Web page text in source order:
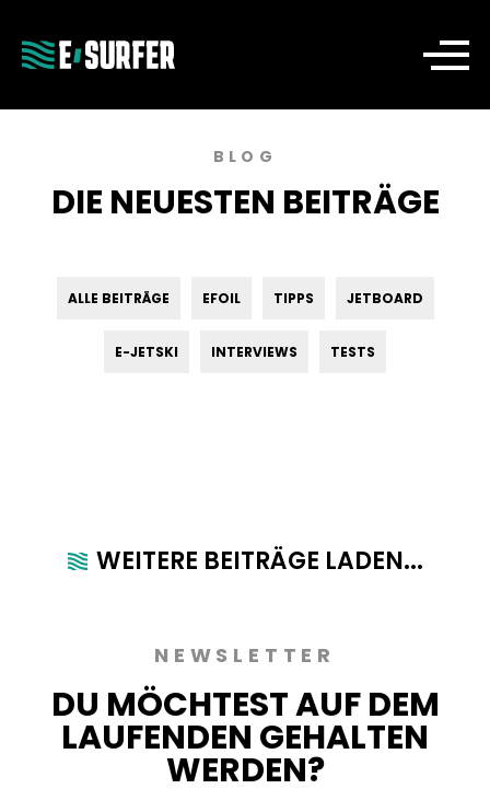
BLOG
DIE NEUESTEN BEITRÄGE
ALLE BEITRÄGE EFOIL TIPPS JETBOARD
E-JETSKI INTERVIEWS TESTS
WEITERE BEITRÄGE LADEN...
NEWSLETTER
DU MÖCHTEST AUF DEM
LAUFENDEN GEHALTEN
WERDEN?